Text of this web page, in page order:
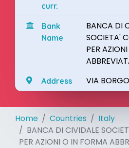
curr.
Bank
Name
BANCA DI
SOCIETA'
PER
Address VIA
Home Countries
Italy
BANCA DI CIVIDALE
PER AZIONI O IN FORMA